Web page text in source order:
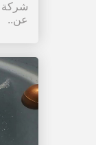
شركة
عن..